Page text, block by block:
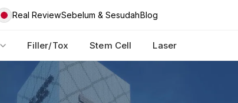
Real ReviewSebelum & SesudahBlog
Filler/Tox Stem Cell Laser